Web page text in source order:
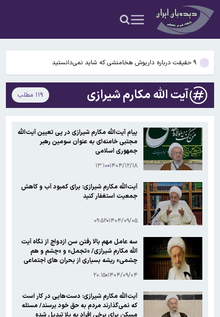
شدن مغز انسان کمک کردند؟
آمریکا ۵ فرد و ۱۳ شرکت و صرافی را تحریم کرد+اسامی
آمریکا آبان تتر را تحریم کرد؛ یک صرافی ایرانی دیگر در فهرست تحریم‌های
رمزارزی ایالات متحده قرار گرفت
۹ حقیقت درباره داریوش هخامنشی که شاید نمی‌دانستید
بیفوما در پرسپولیس ماندنی شد
سوختی فراموش‌شده در مسیر تکامل مغز؛ آیا میوه و عسل به بزرگ‌تر
آمریکا ۵ فرد و ۱۳ شرکت و صرافی را تحریم کرد+اسامی
آمریکا آبان تتر را تحریم کرد؛ یک صرافی ایرانی دیگر در فهرست تحریم‌های
رمزارزی ایالات متحده قرار گرفت
آیت الله مکارم شیرازی ۱۱۹ مطلب
پیام آیت‌الله مکارم شیرازی در پی تعیین آیت‌الله
مجتبی خامنه‌ای به عنوان سومین رهبر
جمهوری اسلامی
۱۴۰۴/۱۲/۱۸ ۱۳:۱۰
آیت‌الله مکارم شیرازی: برای کمبود آب و کاهش
جمعیت استغفار کنید
۱۴۰۴/۰۹/۰۵ ۰۹:۵۲
سه عامل مهم بالا رفتن سن ازدواج از نگاه آیت
الله مکارم شیرازی/ «تجمل» و «چشم و هم
چشمی» ریشه بسیاری از بحران های اجتماعی
۱۴۰۴/۰۹/۰۴ ۲۰:۱۵
آیت‌الله مکارم شیرازی: دست‌هایی در کار است
که نمی‌گذارند مردم به حق خود برسند/ مسئله
مسکن برای برخی افراد به بلا تبدیل شده